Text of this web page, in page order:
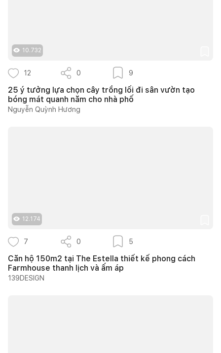
10.732
12 0 9
25 ý tưởng lựa chọn cây trồng lối đi sân vườn tạo
bóng mát quanh năm cho nhà phố
Nguyễn Quỳnh Hương
12.174
7 0 5
Căn hộ 150m2 tại The Estella thiết kế phong cách
Farmhouse thanh lịch và ấm áp
139DESIGN